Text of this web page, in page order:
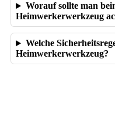
Worauf sollte man
Heimwerkerwerkzeug
Welche
Heimwerkerwerkzeug?